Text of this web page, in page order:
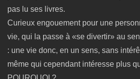
pas lu ses livres.
Curieux engouement pour une
vie, qui la passe à «se divertir» au
: une vie donc, en un sens, sans
même qui cependant intéresse plus